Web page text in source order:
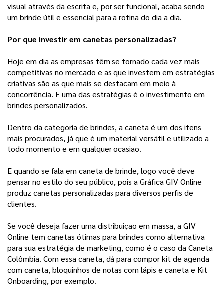
visual através da escrita e, por ser funcional, acaba sendo
um brinde útil e essencial para a rotina do dia a dia.
Por que investir em canetas personalizadas?
Hoje em dia as empresas têm se tornado cada vez mais
competitivas no mercado e as que investem em estratégias
criativas são as que mais se destacam em meio à
concorrência. E uma das estratégias é o investimento em
brindes personalizados.
Dentro da categoria de brindes, a caneta é um dos itens
mais procurados, já que é um material versátil e utilizado a
todo momento e em qualquer ocasião.
E quando se fala em caneta de brinde, logo você deve
pensar no estilo do seu público, pois a Gráfica GIV Online
produz canetas personalizadas para diversos perfis de
clientes.
Se você deseja fazer uma distribuição em massa, a GIV
Online tem canetas ótimas para brindes como alternativa
para sua estratégia de marketing, como é o caso da Caneta
Colômbia. Com essa caneta, dá para compor kit de agenda
com caneta, bloquinhos de notas com lápis e caneta e Kit
Onboarding, por exemplo.